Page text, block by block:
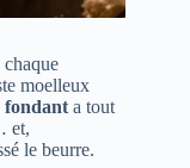
moelleux
fondant a tout
et,
le beurre.